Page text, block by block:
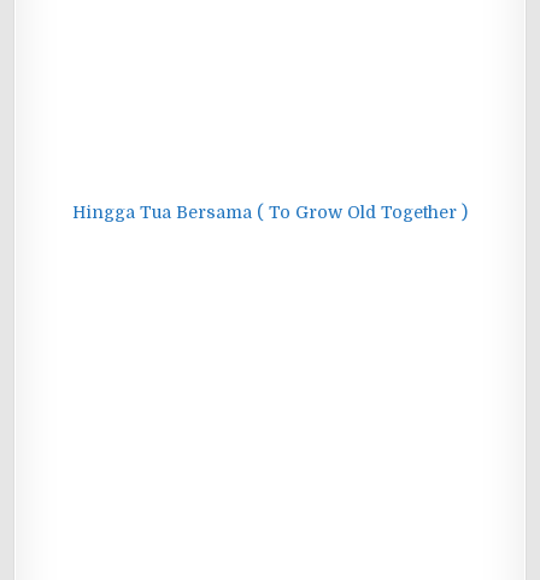
Hingga Tua Bersama ( To Grow Old Together )